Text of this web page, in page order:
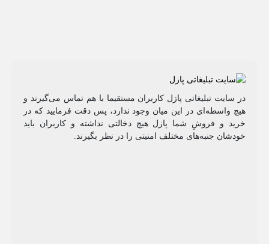
در سایت تبلیغاتی پازل کاربران مستقیما با هم تماس می‌گیرند و
هیچ واسطه‌ای در این میان وجود ندارد، پس دقت فرمایید که در
خرید و فروشِ شما پازل هیچ دخالتی نداشته و کاربران باید
خودشان جنبه‌های مختلف امنیتی را در نظر بگیرند.